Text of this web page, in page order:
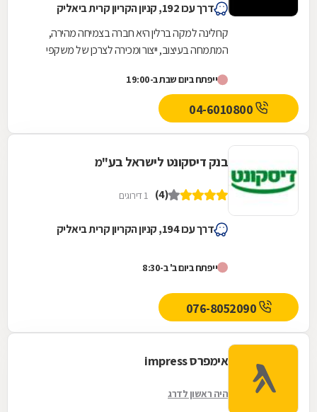
דרך עכו 192, קניון הקריון קרית ביאליק
קרולינה למקה ברלין היא חברה בצמיחה מהירה,
המתמחה בעיצוב, ייצור ומכירה לצרכן של משקפי
אופנה, אנו...
ייפתח ביום שבת ב-19:00
בנק דיסקונט לישראל בע"מ
(4) 1 דירוגים
דרך עכו 194, קניון הקריון קרית ביאליק
ייפתח ביום ב' ב-8:30
אימפרס impress
היה ראשון לדרג